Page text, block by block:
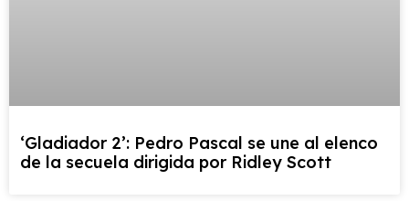
‘Gladiador 2’: Pedro Pascal se une al elenco
de la secuela dirigida por Ridley Scott